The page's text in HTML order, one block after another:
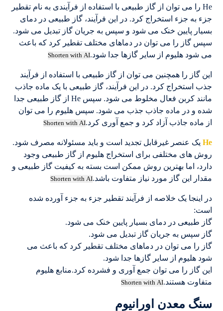
He را می توان از گاز طبیعی با استفاده از فرآیندی به نام تقطیر
جزء به جزء استخراج کرد. در این فرآیند، گاز طبیعی در دمای
بسیار پایین خنک می شود و سپس به جریان گاز تبدیل می شود.
سپس گاز را می توان در دماهای مختلف تقطیر کرد که باعث
می شود هلیوم از سایر گازها جدا شود.Shorten with AI
این گاز را همچنین می توان از گاز طبیعی با استفاده از فرآیند
جذب استخراج کرد. در این فرآیند، گاز طبیعی با یک ماده جاذب
مانند کربن فعال مخلوط می شود. سپس He از گاز طبیعی جدا
شده و در ماده جاذب جذب می شود. سپس هلیوم را می توان
از ماده جاذب آزاد کرد و جمع آوری کرد.Shorten with AI
He یک عنصر غیرقابل تجدید است و باید مسئولانه مصرف شود.
روش های مختلفی برای استخراج هلیوم از گاز طبیعی وجود
دارد، اما بهترین روش ممکن است بسته به کیفیت گاز طبیعی و
مقدار این گاز مورد نیاز متفاوت باشد.Shorten with AI
در اینجا یک خلاصه از فرآیند تقطیر جزء به جزء آورده شده
است:
گاز طبیعی در دمای بسیار پایین خنک می شود.
گاز سپس به جریان گاز تبدیل می شود.
گاز را می توان در دماهای مختلف تقطیر کرد که باعث می
شود هلیوم از سایر گازها جدا شود.
این گاز را می توان جمع آوری و فشرده کرد.منابع هلیوم
متفاوت هستند.Shorten with AI
سنگ معدن اورانیوم